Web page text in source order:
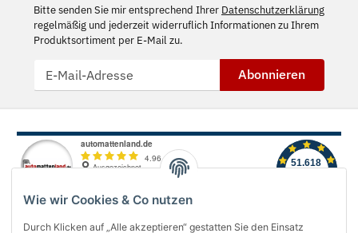
Wie wir Cookies & Co nutzen
Durch Klicken auf „Alle akzeptieren“ gestatten Sie den Einsatz
Bitte senden Sie mir entsprechend Ihrer Datenschutzerklärung
regelmäßig und jederzeit widerruflich Informationen zu Ihrem
Produktsortiment per E-Mail zu.
Abonnieren